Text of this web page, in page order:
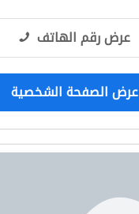
عرض رقم الهاتف
عرض الصفحة الشخصية